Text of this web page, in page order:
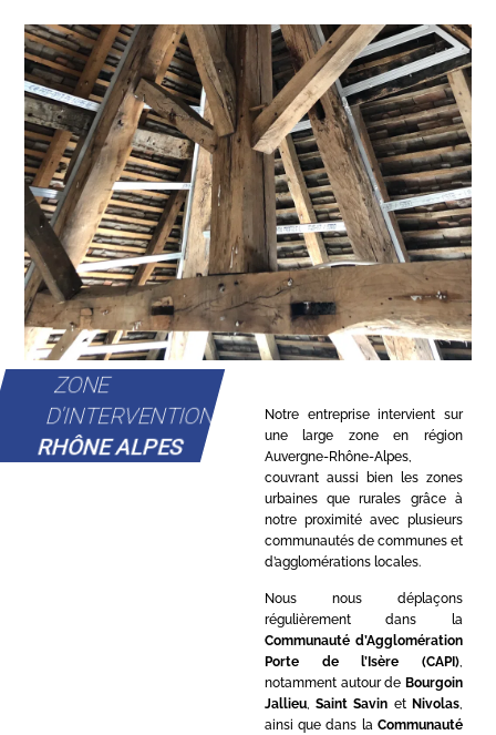
ZONE
D'INTERVENTION
RHÔNE ALPES
Notre entreprise intervient sur
une large zone en région
Auvergne-Rhône-Alpes,
couvrant aussi bien les zones
urbaines que rurales grâce à
notre proximité avec plusieurs
communautés de communes et
d’agglomérations locales.
Nous nous déplaçons
régulièrement dans la
Communauté d’Agglomération
Porte de l’Isère (CAPI),
notamment autour de Bourgoin
Jallieu,Saint Savin et Nivolas,
ainsi que dans la Communauté